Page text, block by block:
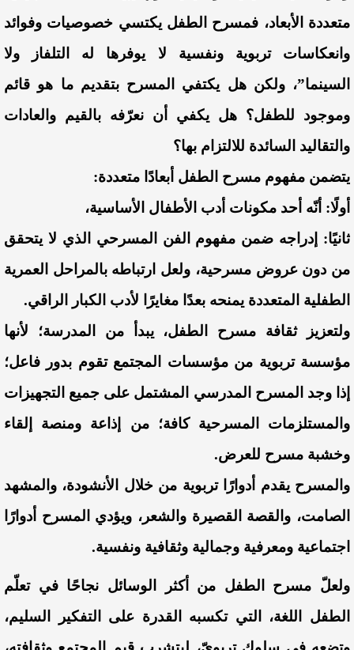
متعددة الأبعاد، فمسرح الطفل يكتسي خصوصيات وفوائد
وانعكاسات تربوية ونفسية لا يوفرها له التلفاز ولا
السينما”، ولكن هل يكتفي المسرح بتقديم ما هو قائم
وموجود للطفل؟ هل يكفي أن نعرّفه بالقيم والعادات
والتقاليد السائدة للالتزام بها؟
يتضمن مفهوم مسرح الطفل أبعادًا متعددة:
أولًا: أنّه أحد مكونات أدب الأطفال الأساسية،
ثانيًا: إدراجه ضمن مفهوم الفن المسرحي الذي لا يتحقق
من دون عروض مسرحية، ولعل ارتباطه بالمراحل العمرية
الطفلية المتعددة يمنحه بعدًا مغايرًا لأدب الكبار الراقي.
ولتعزيز ثقافة مسرح الطفل، يبدأ من المدرسة؛ لأنها
مؤسسة تربوية من مؤسسات المجتمع تقوم بدور فاعل؛
إذا وجد المسرح المدرسي المشتمل على جميع التجهيزات
والمستلزمات المسرحية كافة؛ من إذاعة ومنصة إلقاء
وخشبة مسرح للعرض.
والمسرح يقدم أدوارًا تربوية من خلال الأنشودة، والمشهد
الصامت، والقصة القصيرة والشعر، ويؤدي المسرح أدوارًا
اجتماعية ومعرفية وجمالية وثقافية ونفسية.
ولعلّ مسرح الطفل من أكثر الوسائل نجاحًا في تعلّم
الطفل اللغة، التي تكسبه القدرة على التفكير السليم،